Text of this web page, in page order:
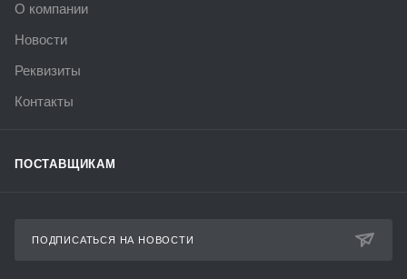
О компании
Новости
Реквизиты
Контакты
ПОСТАВЩИКАМ
ПОДПИСАТЬСЯ НА НОВОСТИ